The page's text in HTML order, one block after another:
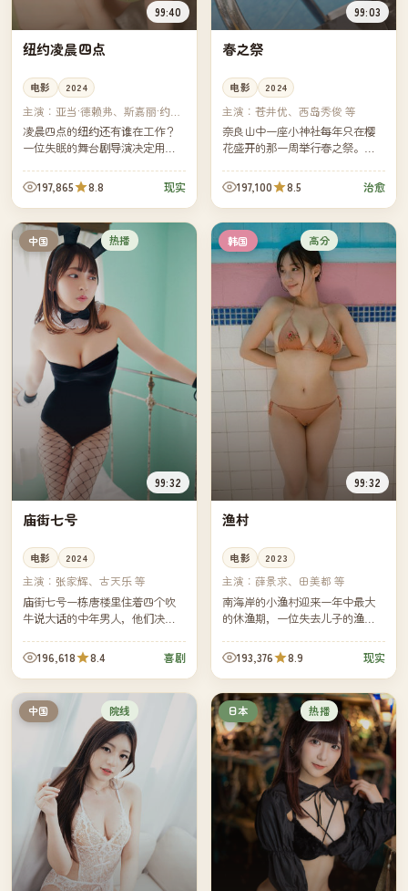
99:40
纽约凌晨四点
电影 2024
主演： 亚当·德赖弗、斯嘉丽·约翰
逊 等
凌晨四点的纽约还有谁在工作？
一位失眠的舞台剧导演决定用一
穿过出租车、早班面包房、空旷
的地铁——也跟着他走回自己空
空的...
197,865 8.8 现实
99:03
春之祭
电影 2024
主演：苍井优、西岛秀俊 等
奈良山中一座小神社每年只在樱
花盛开的那一周举行春之祭。今
回家乡的小女孩，意外卷进了祭
典背后的家族纠葛。
197,100 8.5 治愈
中国 热播
99:32
庙街七号
电影 2024
主演： 张家辉、古天乐 等
庙街七号一栋唐楼里住着四个吹
牛说大话的中年男人，他们决定
意没开张几天，却真的接到了一
桩真实的失踪案。
196,618 8.4 喜剧
韩国 高分
99:32
渔村
电影 2023
主演：薛景求、田美都 等
南海岸的小渔村迎来一年中最大
的休渔期，一位失去儿子的渔船
头跟着他穿过雾、穿过浪，也穿
过他与自己迟来的、漫长的告
别。
193,376 8.9 现实
中国 院线 日本 热播